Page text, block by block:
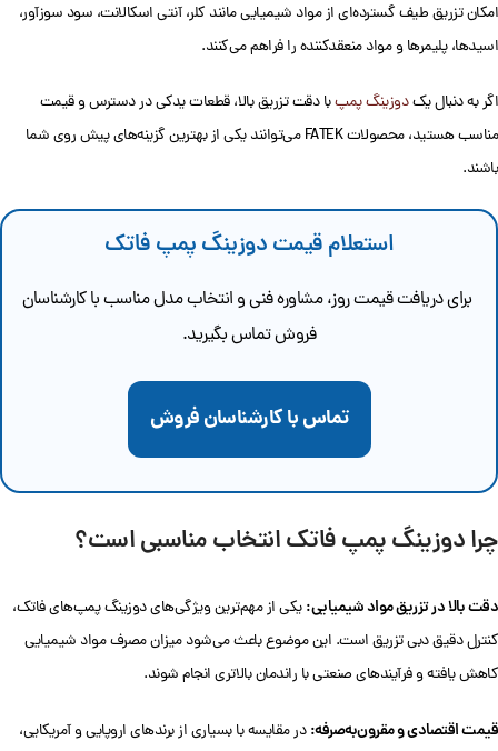
امکان تزریق طیف گسترده‌ای از مواد شیمیایی مانند کلر، آنتی اسکالانت، سود سوزآور،
اسیدها، پلیمرها و مواد منعقدکننده را فراهم می‌کنند.
اگر به دنبال یکدوزینگ پمپبا دقت تزریق بالا، قطعات یدکی در دسترس و قیمت
مناسب هستید، محصولات FATEK می‌توانند یکی از بهترین گزینه‌های پیش روی شما
باشند.
استعلام قیمت دوزینگ پمپ فاتک
برای دریافت قیمت روز، مشاوره فنی و انتخاب مدل مناسب با کارشناسان
فروش تماس بگیرید.
تماس با کارشناسان فروش
چرا دوزینگ پمپ فاتک انتخاب مناسبی است؟
دقت بالا در تزریق مواد شیمیایی:یکی از مهم‌ترین ویژگی‌های دوزینگ پمپ‌های فاتک،
کنترل دقیق دبی تزریق است. این موضوع باعث می‌شود میزان مصرف مواد شیمیایی
کاهش یافته و فرآیندهای صنعتی با راندمان بالاتری انجام شوند.
قیمت اقتصادی و مقرون‌به‌صرفه:در مقایسه با بسیاری از برندهای اروپایی و آمریکایی،